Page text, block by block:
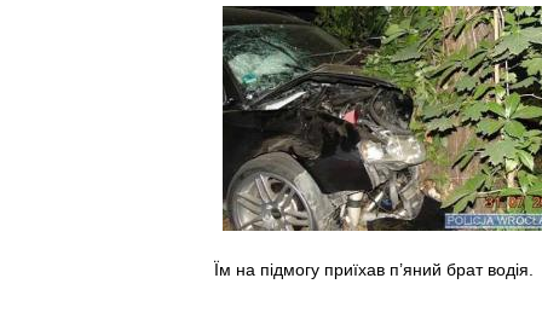
Їм на підмогу приїхав п’яний брат водія.